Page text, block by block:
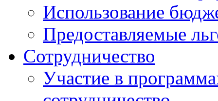
Использование
Предоставляемые
Сотрудничество
Участие в